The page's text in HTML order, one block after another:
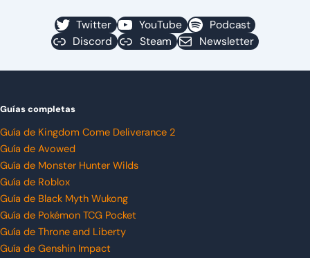
Twitter YouTube
Podcast
Discord
Steam Newsletter
Guías completas
Guía de Kingdom Come Deliverance 2
Guía de Avowed
Guía de Monster Hunter Wilds
Guía de Roblox
Guía de Black Myth Wukong
Guía de Pokémon TCG Pocket
Guía de Throne and Liberty
Guía de Genshin Impact